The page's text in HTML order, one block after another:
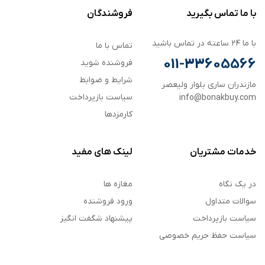
با ما تماس بگیرید
با ما ۲۴ ساعته در تماس باشید
011-33605566
مازندران ساری بلوار ولیعصر
info@bonakbuy.com
فروشندگان
تماس با ما
فروشنده شوید
شرایط و ضوابط
سیاست بازپرداخت
کارمزدها
خدمات مشتریان
در یک نگاه
سوالات متداول
سیاست بازپرداخت
سیاست حفظ حریم خصوصی
لینک های مفید
مغازه ها
ورود فروشنده
پیشنهاد شگفت انگیز